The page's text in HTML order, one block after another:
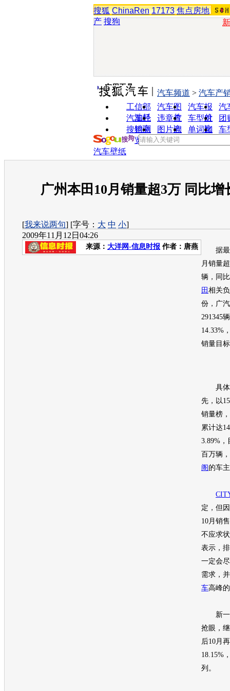
搜狐 ChinaRen 17173 焦点房地
产 搜狗
实用工具
工信部
油耗
汽车图
片
汽车报
价
汽
汽车经
销商
违章查
询
车型对
比
团
搜狗浏
览器
图片欣
赏
单词翻
车
汽车频道 > 汽车产
汽车壁纸
广州本田10月销量超3万 同比增
[我来说两句] [字号： 大 中 小]
2009年11月12日04:26
来源： 大洋网-信息时报 作者：唐燕
据最
月销量
辆，同
田 相关
份，广汽
291345
14.33%
销量目
具体
先，以
销量榜
累计达
3.89%，
百万辆
阁 的车
定，但
10月销
不应求
表示，
一定会
需求，
车高峰
新一
抢眼，
后10月
18.15%
列。